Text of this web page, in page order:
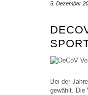
5. Dezember
Bei der
gewählt. Die